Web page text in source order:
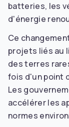
batteries, les
d'énergie
Ce
projets liés au
des terres
fois d'un point
Les
accélérer les
normes